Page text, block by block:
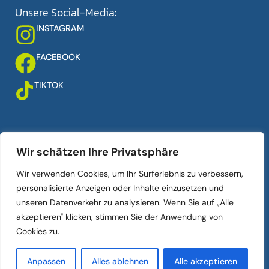
Wir schätzen Ihre Privatsphäre
Wir verwenden Cookies, um Ihr Surferlebnis zu verbessern,
personalisierte Anzeigen oder Inhalte einzusetzen und
unseren Datenverkehr zu analysieren. Wenn Sie auf „Alle
akzeptieren" klicken, stimmen Sie der Anwendung von
Cookies zu.
Anpassen Alles ablehnen Alle akzeptieren
Unsere Social-Media:
INSTAGRAM
FACEBOOK
TIKTOK
Verkauf
Kontakt
Über uns
Fahrzeugbestand
Datenschutz­erklärung
Impressum
© Webseitewww.cardad.de